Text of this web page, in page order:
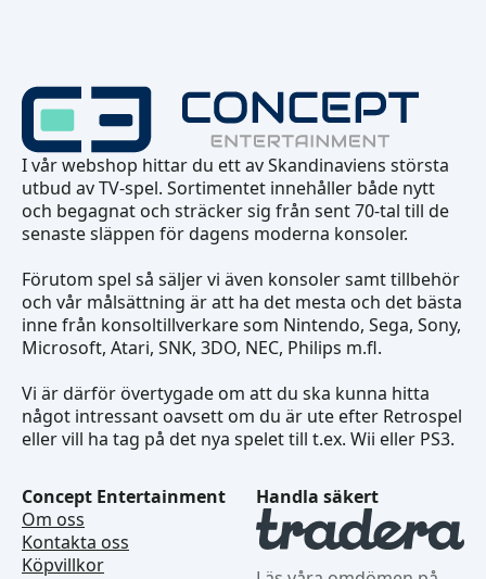
I vår webshop hittar du ett av Skandinaviens största
utbud av TV-spel. Sortimentet innehåller både nytt
och begagnat och sträcker sig från sent 70-tal till de
senaste släppen för dagens moderna konsoler.
Förutom spel så säljer vi även konsoler samt tillbehör
och vår målsättning är att ha det mesta och det bästa
inne från konsoltillverkare som Nintendo, Sega, Sony,
Microsoft, Atari, SNK, 3DO, NEC, Philips m.fl.
Vi är därför övertygade om att du ska kunna hitta
något intressant oavsett om du är ute efter Retrospel
eller vill ha tag på det nya spelet till t.ex. Wii eller PS3.
Concept Entertainment
Om oss
Kontakta oss
Köpvillkor
Handla säkert